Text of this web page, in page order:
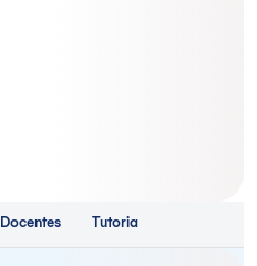
Docentes Tutoria